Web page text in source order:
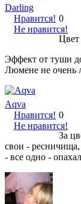
Darling
Нравится!
Не нравится!
0
Цвет
Эффект от туши
Люмене не очень
Aqva
Нравится!
Не нравится!
0
За
свои - ресничища,
- все одно -